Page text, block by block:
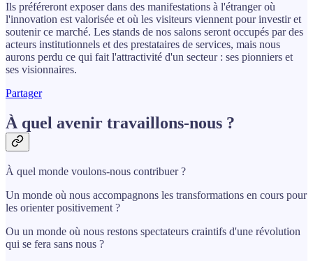
Ils préféreront exposer dans des manifestations à l'étranger où
l'innovation est valorisée et où les visiteurs viennent pour investir et
soutenir ce marché. Les stands de nos salons seront occupés par des
acteurs institutionnels et des prestataires de services, mais nous
aurons perdu ce qui fait l'attractivité d'un secteur : ses pionniers et
ses visionnaires.
Partager
À quel avenir travaillons-nous ?
À quel monde voulons-nous contribuer ?
Un monde où nous accompagnons les transformations en cours pour
les orienter positivement ?
Ou un monde où nous restons spectateurs craintifs d'une révolution
qui se fera sans nous ?